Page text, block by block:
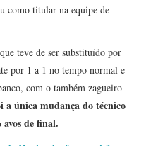
como titular na equipe de
teve de ser substituído por
por 1 a 1 no tempo normal e
com o também zagueiro
a única mudança do técnico
de final.